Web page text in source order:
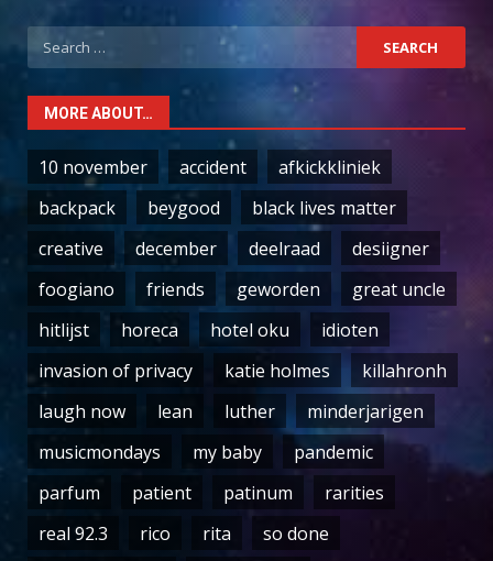
Search
for:
MORE ABOUT…
10 november accident
afkickkliniek
backpack
beygood
black lives matter
creative
december deelraad
desiigner
foogiano
friends geworden
great uncle
hitlijst
horeca hotel oku
idioten
invasion of privacy
katie holmes
killahronh
laugh now
lean luther
minderjarigen
musicmondays
my baby
pandemic
parfum
patient patinum
rarities
real 92.3
rico rita so done